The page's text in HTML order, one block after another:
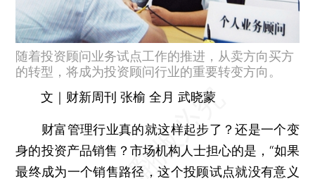
随着投资顾问业务试点工作的推进，从卖方向买方
的转型，将成为投资顾问行业的重要转变方向。
文｜财新周刊 张榆 全月 武晓蒙
财富管理行业真的就这样起步了？还是一个变
身的投资产品销售？市场机构人士担心的是，“如果
最终成为一个销售路径，这个投顾试点就没有意义